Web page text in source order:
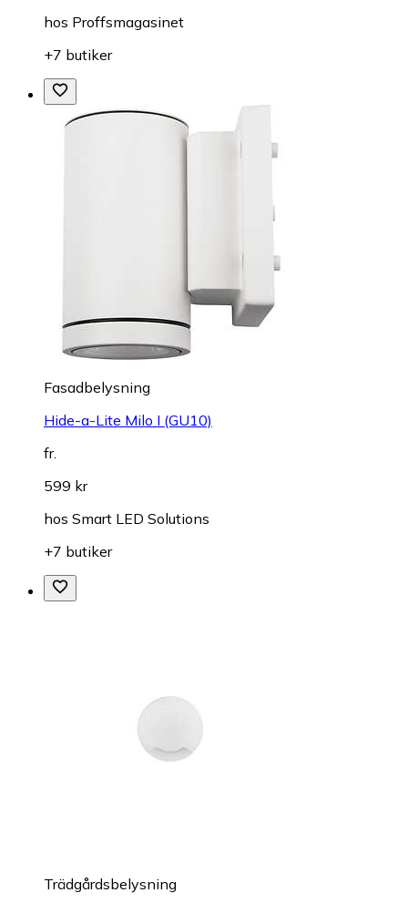
hos Proffsmagasinet
+7 butiker
Fasadbelysning
Hide-a-Lite Milo I (GU10)
fr.
599 kr
hos Smart LED Solutions
+7 butiker
Trädgårdsbelysning